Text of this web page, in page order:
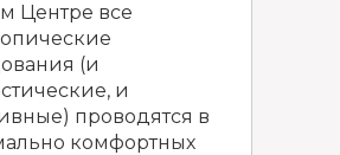
Центре все
(и
и
проводятся в
комфортных